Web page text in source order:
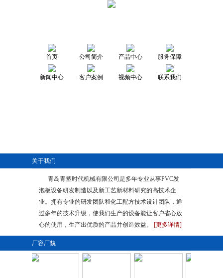
首页 公司简介 产品中心 服务保障
新闻中心 客户案例 视频中心 联系我们
关于我们
青岛青塑时代机械有限公司是多年专业从事PVC发
泡板设备研发制造以及新工艺新材料研究的高技术企
业。拥有专业的研发团队和化工配方技术设计团队，通
过多年的技术升级，使我们生产的设备能让客户省心放
心的使用，生产出优质的产品并创造效益。
[更多详情]
厂容厂貌